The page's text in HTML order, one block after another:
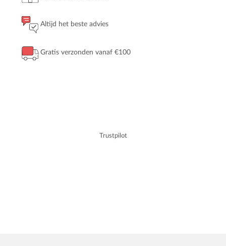
Altijd het beste advies
Gratis verzonden vanaf €100
Trustpilot